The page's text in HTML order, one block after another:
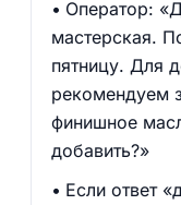
Оператор:
мастерская.
пятницу. Для
рекомендуем
финишное
добавить?»
Если ответ